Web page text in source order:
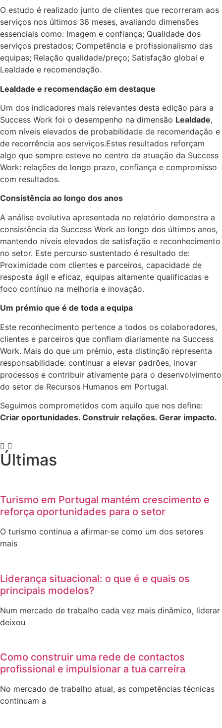
O estudo é realizado junto de clientes que recorreram aos
serviços nos últimos 36 meses, avaliando dimensões
essenciais como: Imagem e confiança; Qualidade dos
serviços prestados; Competência e profissionalismo das
equipas; Relação qualidade/preço; Satisfação global e
Lealdade e recomendação.
Lealdade e recomendação em destaque
Um dos indicadores mais relevantes desta edição para a
Success Work foi o desempenho na dimensão Lealdade,
com níveis elevados de probabilidade de recomendação e
de recorrência aos serviços.Estes resultados reforçam
algo que sempre esteve no centro da atuação da Success
Work: relações de longo prazo, confiança e compromisso
com resultados.
Consistência ao longo dos anos
A análise evolutiva apresentada no relatório demonstra a
consistência da Success Work ao longo dos últimos anos,
mantendo níveis elevados de satisfação e reconhecimento
no setor. Este percurso sustentado é resultado de:
Proximidade com clientes e parceiros, capacidade de
resposta ágil e eficaz, equipas altamente qualificadas e
foco contínuo na melhoria e inovação.
Um prémio que é de toda a equipa
Este reconhecimento pertence a todos os colaboradores,
clientes e parceiros que confiam diariamente na Success
Work. Mais do que um prémio, esta distinção representa
responsabilidade: continuar a elevar padrões, inovar
processos e contribuir ativamente para o desenvolvimento
do setor de Recursos Humanos em Portugal.
Seguimos comprometidos com aquilo que nos define:
Criar oportunidades. Construir relações. Gerar impacto.
Últimas
Turismo em Portugal mantém crescimento e
reforça oportunidades para o setor
O turismo continua a afirmar-se como um dos setores
mais
Liderança situacional: o que é e quais os
principais modelos?
Num mercado de trabalho cada vez mais dinâmico, liderar
deixou
Como construir uma rede de contactos
profissional e impulsionar a tua carreira
No mercado de trabalho atual, as competências técnicas
continuam a